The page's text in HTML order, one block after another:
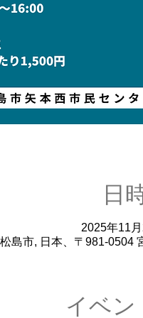
日
2025年11
島市, 日本、〒981-0504
イベン